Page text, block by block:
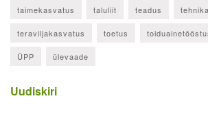
taimekasvatus taluliit teadus tehnika
teraviljakasvatus toetus
ÜPP ülevaade
Uudiskiri